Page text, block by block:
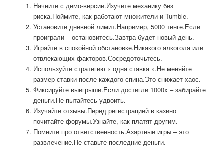
Начните с демо-версии.Изучите механику без
риска.Поймите, как работают множители и Tumble.
Установите дневной лимит.Например, 5000 тенге.Если
проиграли – остановитесь.Завтра будет новый день.
Играйте в спокойной обстановке.Никакого алкоголя или
отвлекающих факторов.Сосредоточьтесь.
Используйте стратегию « одна ставка ».Не меняйте
размер ставки после каждого спина.Это снижает хаос.
Фиксируйте выигрыши.Если достигли 1000x – забирайте
деньги.Не пытайтесь удвоить.
Изучайте отзывы.Перед регистрацией в казино
почитайте форумы.Узнайте, как платят другим.
Помните про ответственность.Азартные игры – это
развлечение.Не ставьте последние деньги.